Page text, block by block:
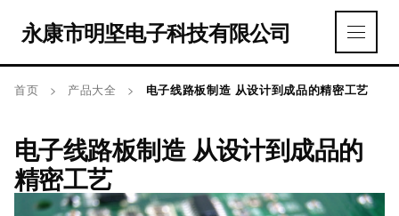
永康市明坚电子科技有限公司
首页 > 产品大全 > 电子线路板制造 从设计到成品的精密工艺
电子线路板制造 从设计到成品的
精密工艺